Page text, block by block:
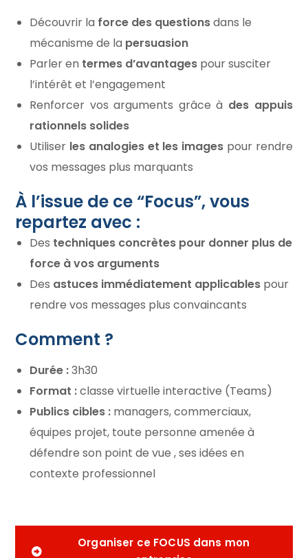
Découvrir la force des questionsdans le
mécanisme de la persuasion
Parler en termes d’avantages pour susciter
l’intérêt et l’engagement
Renforcer vos arguments grâce à des appuis
rationnels solides
Utiliser les analogies et les images pour rendre
vos messages plus marquants
À l’issue de ce “Focus”, vous
repartez avec :
Des techniques concrètes pour donner plus de
force à vos arguments
Des astuces immédiatement applicables pour
rendre vos messages plus convaincants
Comment ?
Durée :3h30
Format :classe virtuelle interactive (Teams)
Publics cibles : managers, commerciaux,
équipes projet, toute personne amenée à
défendre son point de vue , ses idées en
contexte professionnel
Organiser ce FOCUS dans mon